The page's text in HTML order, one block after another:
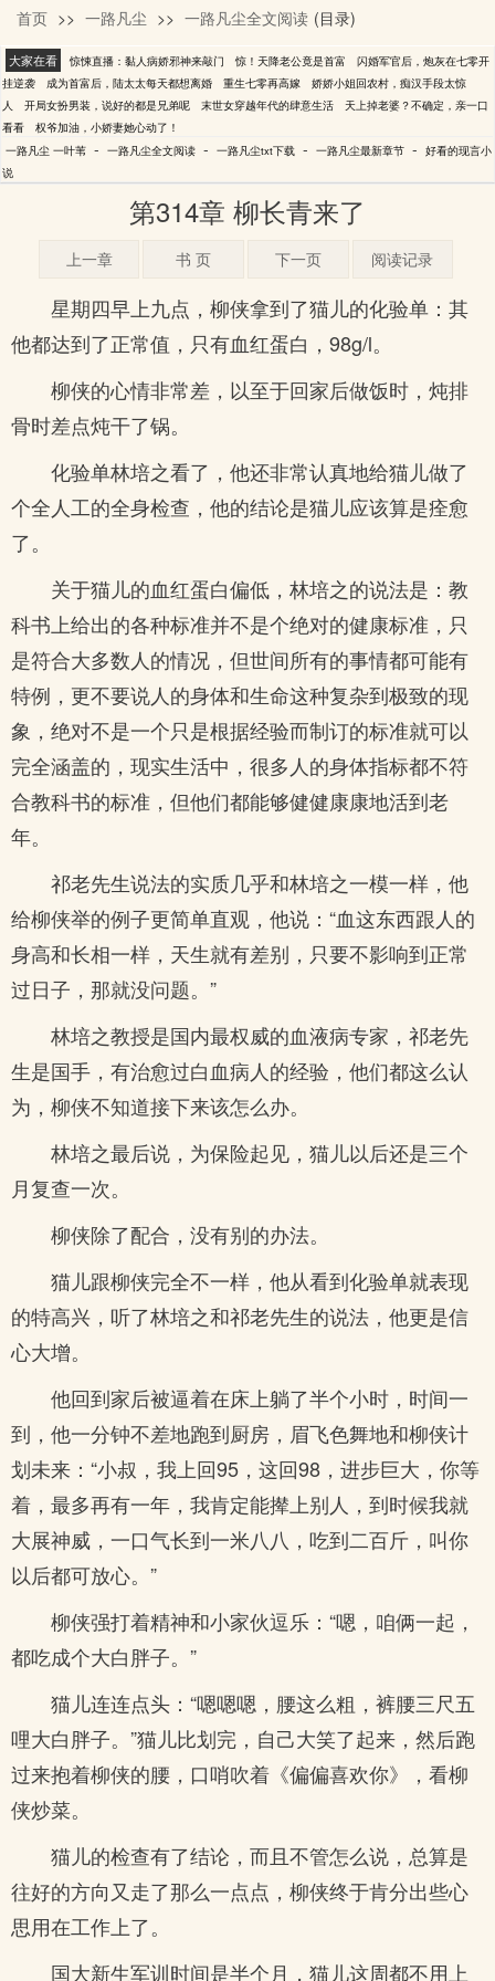
一叶苇
首页 >> 一路凡尘 >> 一路凡尘全文阅读 (目录)
大家在看 惊悚直播：黏人病娇邪神来敲门 惊！天降老公竟是首富
闪婚军官后，炮灰在七零开
挂逆袭
成为首富后，陆太太每天都想离婚 重生七零再高嫁
娇娇小姐回农村，痴汉手段太惊
人
开局女扮男装，说好的都是兄弟呢 末世女穿越年代的肆意生活
天上掉老婆？不确定，亲一口
看看
权爷加油，小娇妻她心动了！
一路凡尘 一叶苇 - 一路凡尘全文阅读 - 一路凡尘txt下载 - 一路凡尘最新章节 - 好看的现言小
说
第314章 柳长青来了
上一章 书 页 下一页 阅读记录
星期四早上九点，柳侠拿到了猫儿的化验单：其
他都达到了正常值，只有血红蛋白，98g/l。
柳侠的心情非常差，以至于回家后做饭时，炖排
骨时差点炖干了锅。
化验单林培之看了，他还非常认真地给猫儿做了
个全人工的全身检查，他的结论是猫儿应该算是痊愈
了。
关于猫儿的血红蛋白偏低，林培之的说法是：教
科书上给出的各种标准并不是个绝对的健康标准，只
是符合大多数人的情况，但世间所有的事情都可能有
特例，更不要说人的身体和生命这种复杂到极致的现
象，绝对不是一个只是根据经验而制订的标准就可以
完全涵盖的，现实生活中，很多人的身体指标都不符
合教科书的标准，但他们都能够健健康康地活到老
年。
祁老先生说法的实质几乎和林培之一模一样，他
给柳侠举的例子更简单直观，他说：“血这东西跟人的
身高和长相一样，天生就有差别，只要不影响到正常
过日子，那就没问题。”
林培之教授是国内最权威的血液病专家，祁老先
生是国手，有治愈过白血病人的经验，他们都这么认
为，柳侠不知道接下来该怎么办。
林培之最后说，为保险起见，猫儿以后还是三个
月复查一次。
柳侠除了配合，没有别的办法。
猫儿跟柳侠完全不一样，他从看到化验单就表现
的特高兴，听了林培之和祁老先生的说法，他更是信
心大增。
他回到家后被逼着在床上躺了半个小时，时间一
到，他一分钟不差地跑到厨房，眉飞色舞地和柳侠计
划未来：“小叔，我上回95，这回98，进步巨大，你等
着，最多再有一年，我肯定能撵上别人，到时候我就
大展神威，一口气长到一米八八，吃到二百斤，叫你
以后都可放心。”
柳侠强打着精神和小家伙逗乐：“嗯，咱俩一起，
都吃成个大白胖子。”
猫儿连连点头：“嗯嗯嗯，腰这么粗，裤腰三尺五
哩大白胖子。”猫儿比划完，自己大笑了起来，然后跑
过来抱着柳侠的腰，口哨吹着《偏偏喜欢你》，看柳
侠炒菜。
猫儿的检查有了结论，而且不管怎么说，总算是
往好的方向又走了那么一点点，柳侠终于肯分出些心
思用在工作上了。
国大新生军训时间是半个月，猫儿这周都不用上